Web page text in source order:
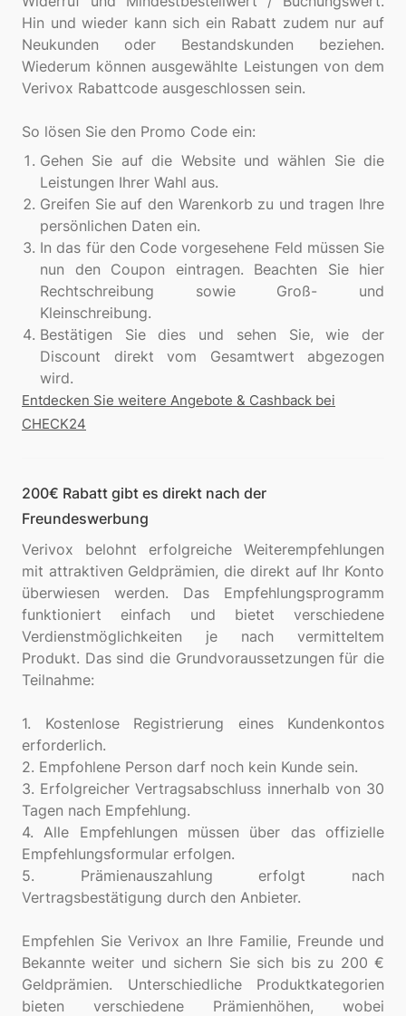
Hin und wieder kann sich ein Rabatt zudem nur auf
Neukunden oder Bestandskunden beziehen.
Wiederum können ausgewählte Leistungen von dem
Verivox Rabattcode ausgeschlossen sein.
Gehen Sie auf die Website und wählen Sie die
Leistungen Ihrer Wahl aus.
Greifen Sie auf den Warenkorb zu und tragen Ihre
persönlichen Daten ein.
In das für den Code vorgesehene Feld müssen Sie
nun den Coupon eintragen. Beachten Sie hier
Rechtschreibung sowie Groß- und
Kleinschreibung.
Bestätigen Sie dies und sehen Sie, wie der
Discount direkt vom Gesamtwert abgezogen
wird.
Entdecken Sie weitere Angebote & Cashback bei
CHECK24
200€ Rabatt gibt es direkt nach der
Freundeswerbung
Verivox belohnt erfolgreiche Weiterempfehlungen
mit attraktiven Geldprämien, die direkt auf Ihr Konto
überwiesen werden. Das Empfehlungsprogramm
funktioniert einfach und bietet verschiedene
Verdienstmöglichkeiten je nach vermitteltem
Produkt. Das sind die Grundvoraussetzungen für die
Teilnahme:
1. Kostenlose Registrierung eines Kundenkontos
erforderlich.
2. Empfohlene Person darf noch kein Kunde sein.
3. Erfolgreicher Vertragsabschluss innerhalb von 30
Tagen nach Empfehlung.
4. Alle Empfehlungen müssen über das offizielle
Empfehlungsformular erfolgen.
5. Prämienauszahlung erfolgt nach
Vertragsbestätigung durch den Anbieter.
Empfehlen Sie Verivox an Ihre Familie, Freunde und
Bekannte weiter und sichern Sie sich bis zu 200 €
Geldprämien. Unterschiedliche Produktkategorien
bieten verschiedene Prämienhöhen, wobei